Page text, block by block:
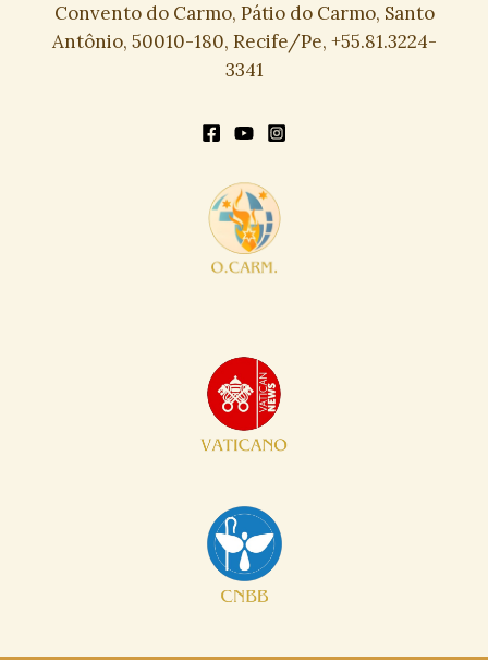
Convento do Carmo, Pátio do Carmo, Santo
Antônio, 50010-180, Recife/Pe, +55.81.3224-
3341